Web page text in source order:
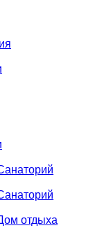
отдыха